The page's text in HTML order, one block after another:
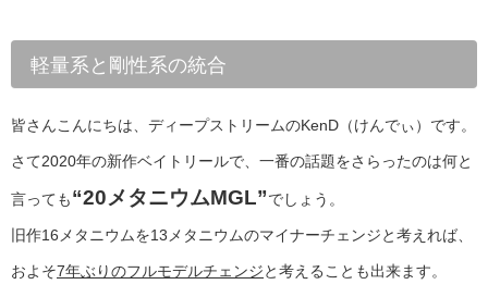
軽量系と剛性系の統合
皆さんこんにちは、ディープストリームのKenD（けんでぃ）です。
さて2020年の新作ベイトリールで、一番の話題をさらったのは何と
言っても“20メタニウムMGL”でしょう。
旧作16メタニウムを13メタニウムのマイナーチェンジと考えれば、
およそ7年ぶりのフルモデルチェンジと考えることも出来ます。